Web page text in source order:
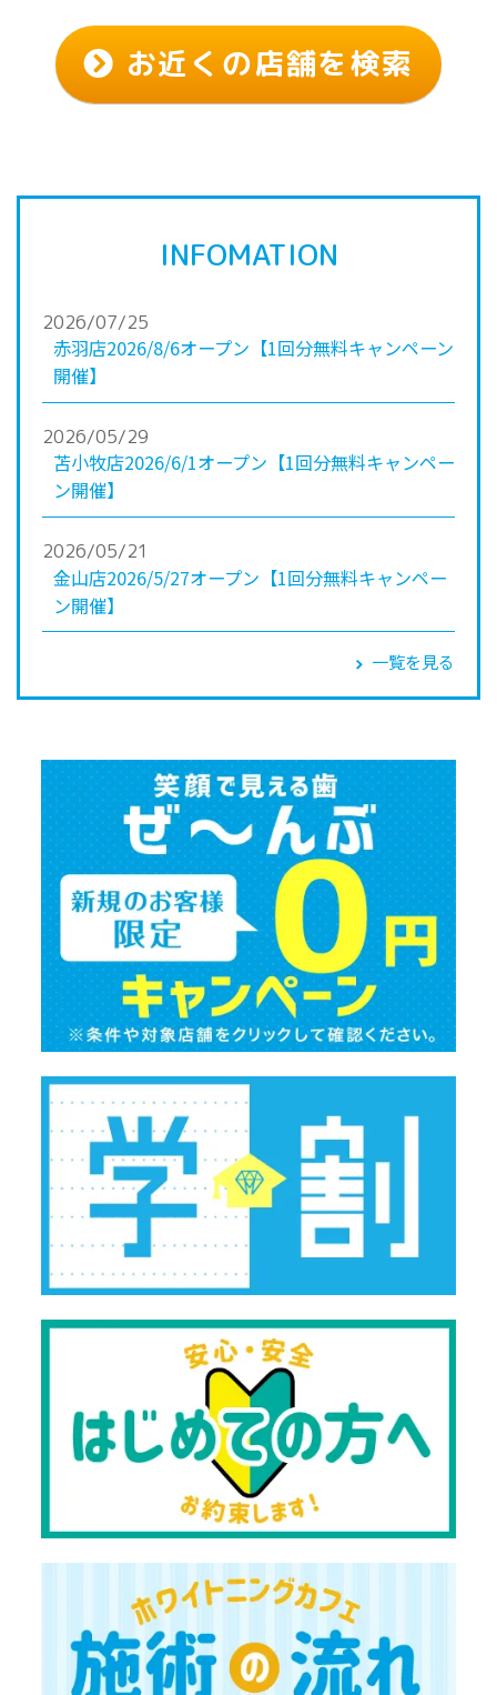
お近くの店舗を検索
INFOMATION
2026/07/25
赤羽店2026/8/6オープン【1回分無料キャンペーン
開催】
2026/05/29
苫小牧店2026/6/1オープン【1回分無料キャンペー
ン開催】
2026/05/21
金山店2026/5/27オープン【1回分無料キャンペー
ン開催】
一覧を見る